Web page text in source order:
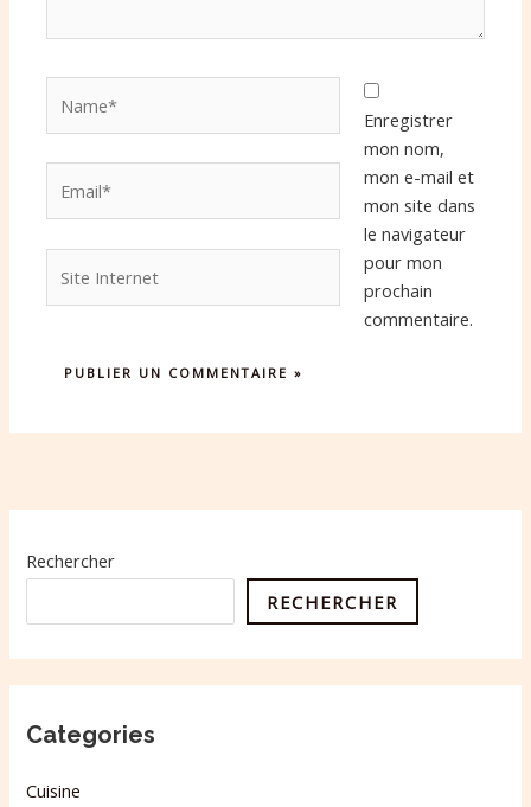
Internet
Enregistrer
mon nom,
mon e-mail et
mon site dans
le navigateur
pour mon
prochain
commentaire.
Rechercher
RECHERCHER
Categories
Cuisine